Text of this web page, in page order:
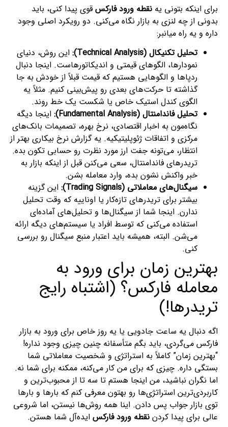
برای اینکه بتونی یه نقطه ورود فارکس قوی پیدا کنی، باید
بدونی از چه لنزی به بازار نگاه می‌کنی. دو رویکرد اصلی وجود
داره و یه راه میانبر:
تحلیل تکنیکال (Technical Analysis):
این روش، دنیای
نمودارها، الگوهای قیمتی و اندیکاتورهاست. اینجا دنبال
ردپاها و الگوهایی هستیم که قیمت قبلاً از خودش به جا
گذاشته تا حرکت‌های بعدی رو پیش‌بینی کنیم. مثلاً یه
الگوی کندل استیک خاص یا شکست یک خط روند.
تحلیل فاندامنتال (Fundamental Analysis):
اینجا دیگه
نگاه‌مون به اخبار اقتصادی، نرخ بهره، تصمیمات بانک‌های
مرکزی و اتفاقات ژئوپلیتیکیه. یه گزارش نرخ بیکاری بهتر از
انتظار، می‌تونه جفت ارز مورد نظرت رو حسابی تکون بده.
تریدرهای فاندامنتال، سعی می‌کنن قبل از اینکه بازار به
خبر واکنش نشون بده، وارد معامله بشن.
سیگنال‌های معاملاتی (Trading Signals):
این گزینه
بیشتر برای تریدرهای تازه‌کار یا اوناییه که وقت تحلیل
ندارن. اینجا شما از سیگنال‌ها و تحلیل‌های آماده‌ای
استفاده می‌کنی که توسط افراد یا سیستم‌های دیگه ارائه
می‌شن. البته، همیشه باید اعتبار منبع سیگنال رو بررسی
کنی.
بهترین زمان برای ورود به
معامله فارکس؟ (اشتباه رایج
تریدرها!)
اگه دنبال یه ساعت جادویی یا یه روز خاص برای ورود به بازار
فارکس می‌گردی، باید بگم متأسفانه چنین چیزی وجود نداره!
“بهترین زمان” کاملاً به استراتژی و شخصیت معاملاتی شما
بستگی داره. چیزی که برای من کار می‌کنه، ممکنه برای شما نه.
اما نگران نباشید، من اینجا هستم تا سه تا از محبوب‌ترین و
کاربردی‌ترین استراتژی‌ها رو بهتون معرفی کنم که بارها و بارها
توی بازار جواب پس دادن. اینا همه روش‌ها نیستن، اما شروعی
عالی برای پیدا کردن نقطه ورود فارکس ایده‌آل شما هستن.